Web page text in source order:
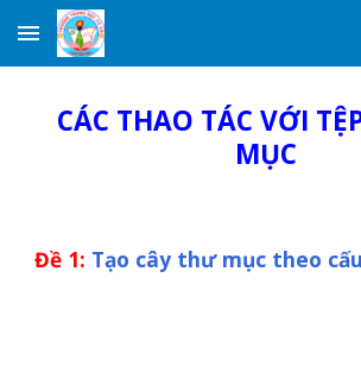
Skip to main content
CÁC THAO TÁC VỚI
MỤC
Đề 1: Tạo cây thư mục theo